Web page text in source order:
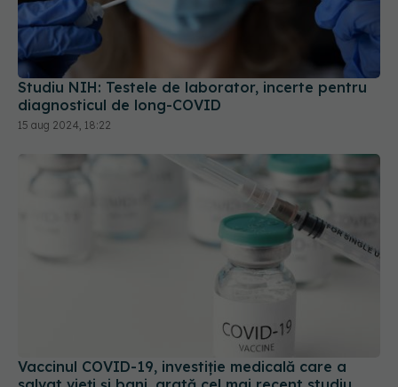
Studiu NIH: Testele de laborator, incerte pentru
diagnosticul de long-COVID
15 aug 2024, 18:22
Vaccinul COVID-19, investiție medicală care a